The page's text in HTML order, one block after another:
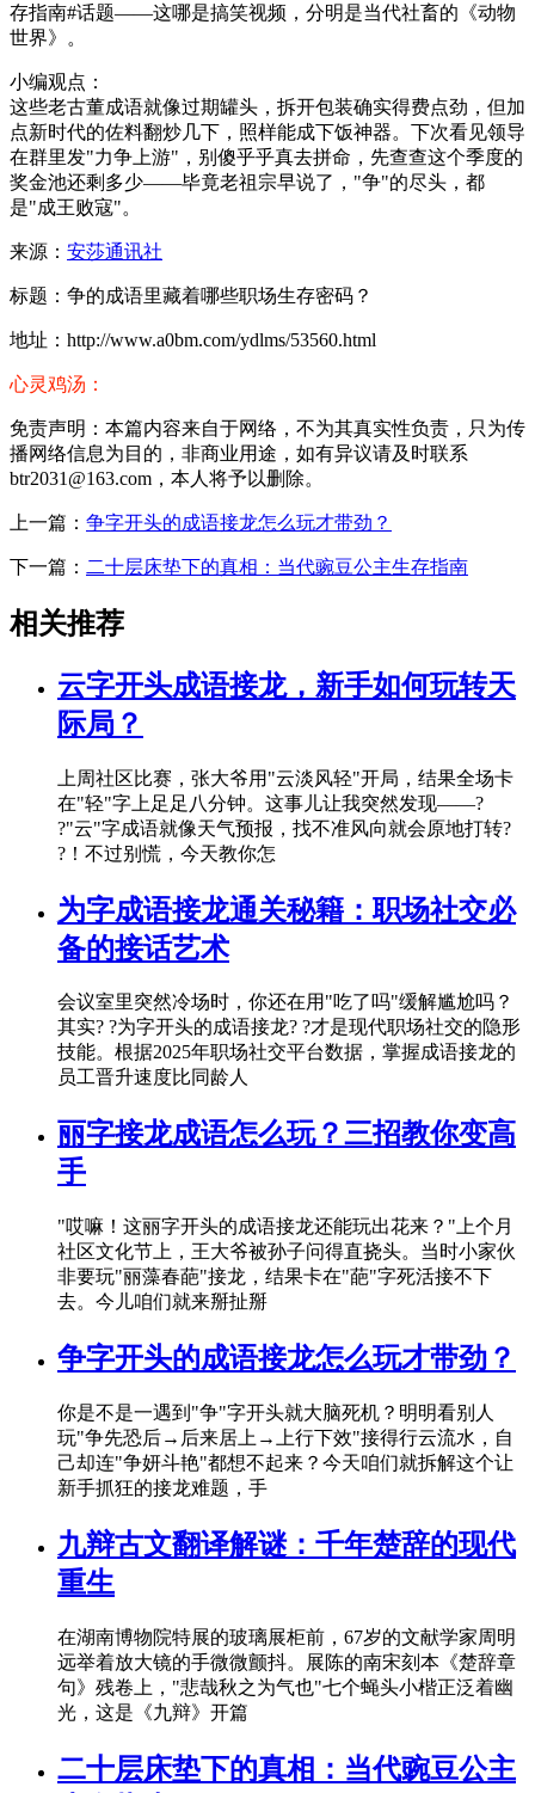
存指南#话题——这哪是搞笑视频，分明是当代社畜的《动物
世界》。
小编观点：
这些老古董成语就像过期罐头，拆开包装确实得费点劲，但加
点新时代的佐料翻炒几下，照样能成下饭神器。下次看见领导
在群里发"力争上游"，别傻乎乎真去拼命，先查查这个季度的
奖金池还剩多少——毕竟老祖宗早说了，"争"的尽头，都
是"成王败寇"。
来源： 安莎通讯社
标题：争的成语里藏着哪些职场生存密码？
地址：http://www.a0bm.com/ydlms/53560.html
心灵鸡汤：
免责声明：本篇内容来自于网络，不为其真实性负责，只为传
播网络信息为目的，非商业用途，如有异议请及时联系
btr2031@163.com，本人将予以删除。
上一篇： 争字开头的成语接龙怎么玩才带劲？
下一篇： 二十层床垫下的真相：当代豌豆公主生存指南
相关推荐
云字开头成语接龙，新手如何玩转天
际局？
上周社区比赛，张大爷用"云淡风轻"开局，结果全场卡
在"轻"字上足足八分钟。这事儿让我突然发现——?
?"云"字成语就像天气预报，找不准风向就会原地打转?
?！不过别慌，今天教你怎
为字成语接龙通关秘籍：职场社交必
备的接话艺术
会议室里突然冷场时，你还在用"吃了吗"缓解尴尬吗？
其实? ?为字开头的成语接龙? ?才是现代职场社交的隐形
技能。根据2025年职场社交平台数据，掌握成语接龙的
员工晋升速度比同龄人
丽字接龙成语怎么玩？三招教你变高
手
"哎嘛！这丽字开头的成语接龙还能玩出花来？"上个月
社区文化节上，王大爷被孙子问得直挠头。当时小家伙
非要玩"丽藻春葩"接龙，结果卡在"葩"字死活接不下
去。今儿咱们就来掰扯掰
争字开头的成语接龙怎么玩才带劲？
你是不是一遇到"争"字开头就大脑死机？明明看别人
玩"争先恐后→后来居上→上行下效"接得行云流水，自
己却连"争妍斗艳"都想不起来？今天咱们就拆解这个让
新手抓狂的接龙难题，手
九辩古文翻译解谜：千年楚辞的现代
重生
在湖南博物院特展的玻璃展柜前，67岁的文献学家周明
远举着放大镜的手微微颤抖。展陈的南宋刻本《楚辞章
句》残卷上，"悲哉秋之为气也"七个蝇头小楷正泛着幽
光，这是《九辩》开篇
二十层床垫下的真相：当代豌豆公主